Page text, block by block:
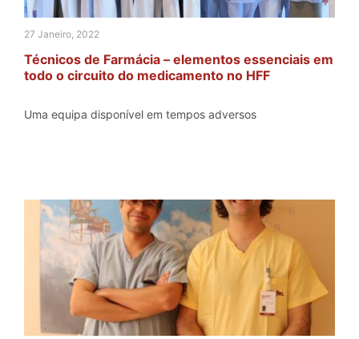
27 Janeiro, 2022
Técnicos de Farmácia – elementos essenciais em
todo o circuito do medicamento no HFF
Uma equipa disponível em tempos adversos